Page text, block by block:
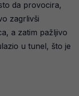
da provocira,
zagrlivši
a zatim pažljivo
u tunel, što je